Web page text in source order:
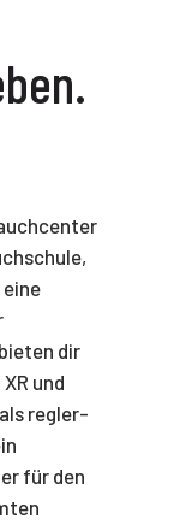
dir
und
regler-
für den